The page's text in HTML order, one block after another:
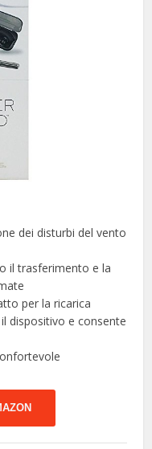
dei disturbi del vento
il trasferimento e la
per la ricarica
dispositivo e consente